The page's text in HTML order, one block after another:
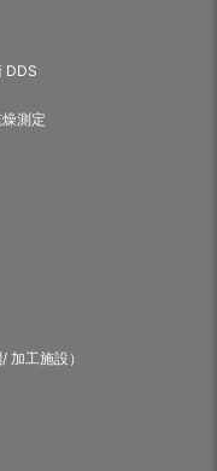
DDS
測定
加工施設）